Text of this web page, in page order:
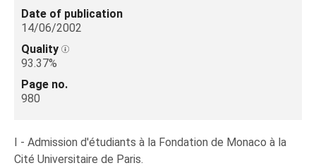
Date of publication
14/06/2002
Quality
93.37%
Page no.
980
I - Admission d'étudiants à la Fondation de Monaco à la
Cité Universitaire de Paris.